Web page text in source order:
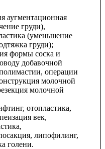
аугментационная
груди),
(уменьшение
груди);
формы соска и
добавочной
операции
молочной
молочной
отопластика,
век,
липофилинг,
голени.